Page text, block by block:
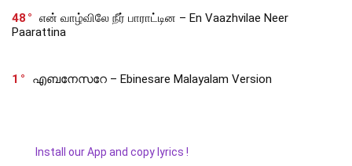
48
என் வாழ்விலே நீர் பாராட்டின – En Vaazhvilae Neer
Paarattina
1 എബനേസറേ – Ebinesare Malayalam Version
Install our App and copy lyrics !